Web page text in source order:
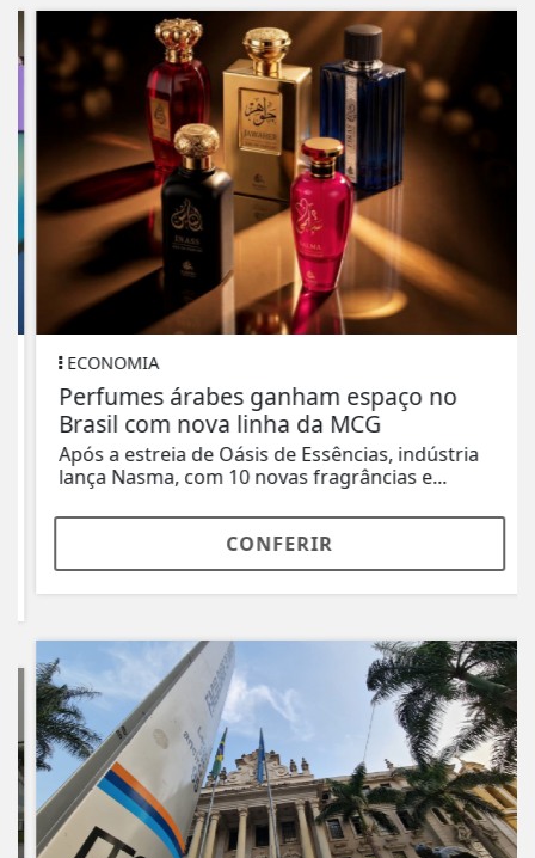
ECONOMIA
Perfumes árabes ganham espaço no
Brasil com nova linha da MCG
Após a estreia de Oásis de Essências, indústria
lança Nasma, com 10 novas fragrâncias e...
CONFERIR